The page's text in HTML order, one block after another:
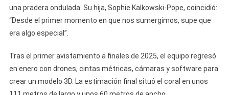
una pradera ondulada. Su hija, Sophie Kalkowski-Pope, coincidió:
“Desde el primer momento en que nos sumergimos, supe que
era algo especial”.
Tras el primer avistamiento a finales de 2025, el equipo regresó
en enero con drones, cintas métricas, cámaras y software para
crear un modelo 3D. La estimación final situó el coral en unos